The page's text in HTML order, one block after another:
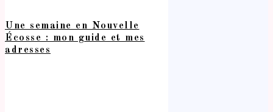
Une semaine en Nouvelle
Écosse : mon guide et mes
adresses